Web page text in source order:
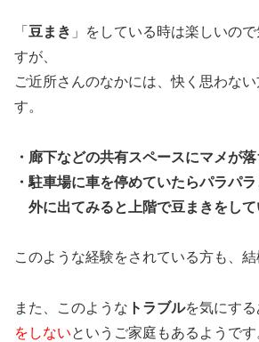
「 豆まき 」をしている時は楽しいの
すが、
ご近所さんのなかには、快く思わな
す。
・廊下などの共有スペースにマメが
・駐車場に車を停めていたらパラパラ
外に出てみると上階で豆まきをして
このような経験をされている方も、結
また、このような トラブルを気にする
をしないというご家庭もあるようです